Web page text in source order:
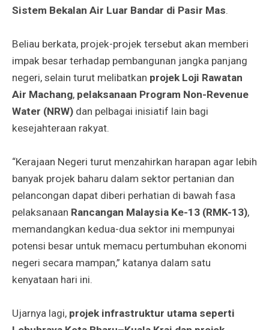
Sistem Bekalan Air Luar Bandar di Pasir Mas.
Beliau berkata, projek-projek tersebut akan memberi
impak besar terhadap pembangunan jangka panjang
negeri, selain turut melibatkan projek Loji Rawatan
Air Machang, pelaksanaan Program Non-Revenue
Water (NRW) dan pelbagai inisiatif lain bagi
kesejahteraan rakyat.
“Kerajaan Negeri turut menzahirkan harapan agar lebih
banyak projek baharu dalam sektor pertanian dan
pelancongan dapat diberi perhatian di bawah fasa
pelaksanaan Rancangan Malaysia Ke-13 (RMK-13),
memandangkan kedua-dua sektor ini mempunyai
potensi besar untuk memacu pertumbuhan ekonomi
negeri secara mampan,” katanya dalam satu
kenyataan hari ini.
Ujarnya lagi, projek infrastruktur utama seperti